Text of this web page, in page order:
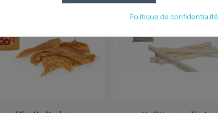
Politique de